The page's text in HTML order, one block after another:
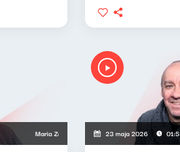
Maria Zamachowska, Jakub Jędras23 maja 2026